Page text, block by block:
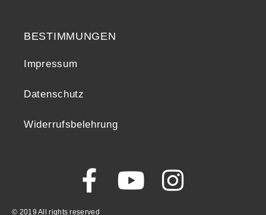
BESTIMMUNGEN
Impressum
Datenschutz
Widerrufsbelehrung
© 2019 All rights reserved